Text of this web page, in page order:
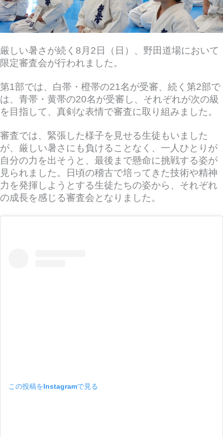
厳しい暑さが続く8月2日（日）、野田道場において
限定審査会が行われました。
第1部では、白帯・橙帯の21名が受審、 続く第2部で
は、青帯・黄帯の20名が受審し、それぞれが次の級
を目指して、真剣な表情で審査に取り組みました。
審査では、緊張した様子を見せる生徒もいました
が、厳しい暑さにも負けることなく、一人ひとりが
自分の力を出そうと、最後まで懸命に挑戦する姿が
見られました。日頃の稽古で培ってきた技術や精神
力を発揮しようとする生徒たちの姿から、それぞれ
の成長を感じる審査会となりました。
この投稿をInstagramで見る